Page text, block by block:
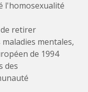
l'homosexualité
de retirer
mentales,
de 1994
des